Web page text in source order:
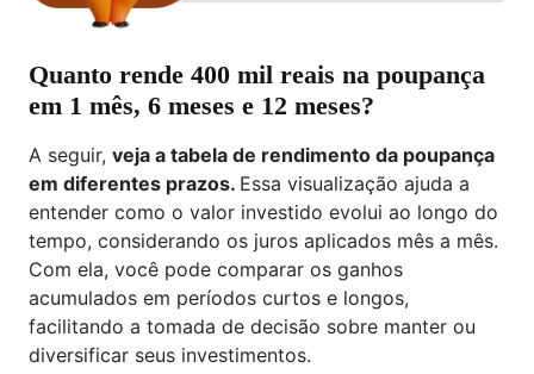
Quanto rende 400 mil reais na poupança
em 1 mês, 6 meses e 12 meses?
A seguir, veja a tabela de rendimento da poupança
em diferentes prazos. Essa visualização ajuda a
entender como o valor investido evolui ao longo do
tempo, considerando os juros aplicados mês a mês.
Com ela, você pode comparar os ganhos
acumulados em períodos curtos e longos,
facilitando a tomada de decisão sobre manter ou
diversificar seus investimentos.